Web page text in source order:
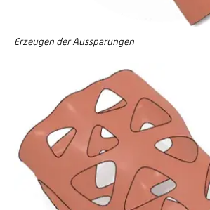
Erzeugen der Aussparungen